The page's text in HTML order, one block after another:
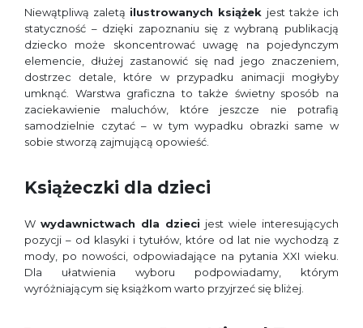
Niewątpliwą zaletą ilustrowanych książek jest także ich
statyczność – dzięki zapoznaniu się z wybraną publikacją
dziecko może skoncentrować uwagę na pojedynczym
elemencie, dłużej zastanowić się nad jego znaczeniem,
dostrzec detale, które w przypadku animacji mogłyby
umknąć. Warstwa graficzna to także świetny sposób na
zaciekawienie maluchów, które jeszcze nie potrafią
samodzielnie czytać – w tym wypadku obrazki same w
sobie stworzą zajmującą opowieść.
Książeczki dla dzieci
W wydawnictwach dla dzieci jest wiele interesujących
pozycji – od klasyki i tytułów, które od lat nie wychodzą z
mody, po nowości, odpowiadające na pytania XXI wieku.
Dla ułatwienia wyboru podpowiadamy, którym
wyróżniającym się książkom warto przyjrzeć się bliżej.